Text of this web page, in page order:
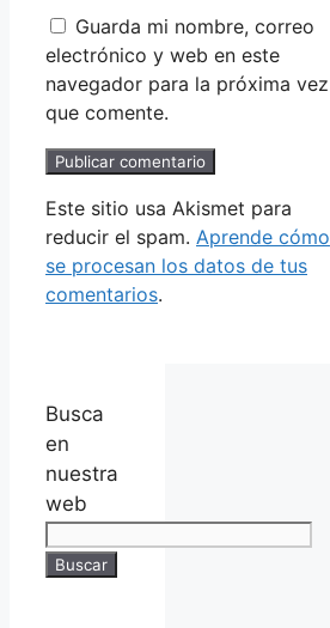
Guarda mi nombre, correo
electrónico y web en este
navegador para la próxima vez
que comente.
Este sitio usa Akismet para
reducir el spam. Aprende cómo
se procesan los datos de tus
comentarios.
Busca
en
nuestra
web
Buscar